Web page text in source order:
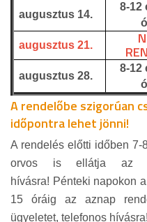
augusztus 14.
8-12
augusztus 21.
augusztus 28.
8-12
A rendelőbe szigorúan
időpontra lehet jönni!
A rendelés előtti időben
orvos is ellátja az
hívásra! Pénteki napokon
15 óráig az aznap
ügyeletet, telefonos